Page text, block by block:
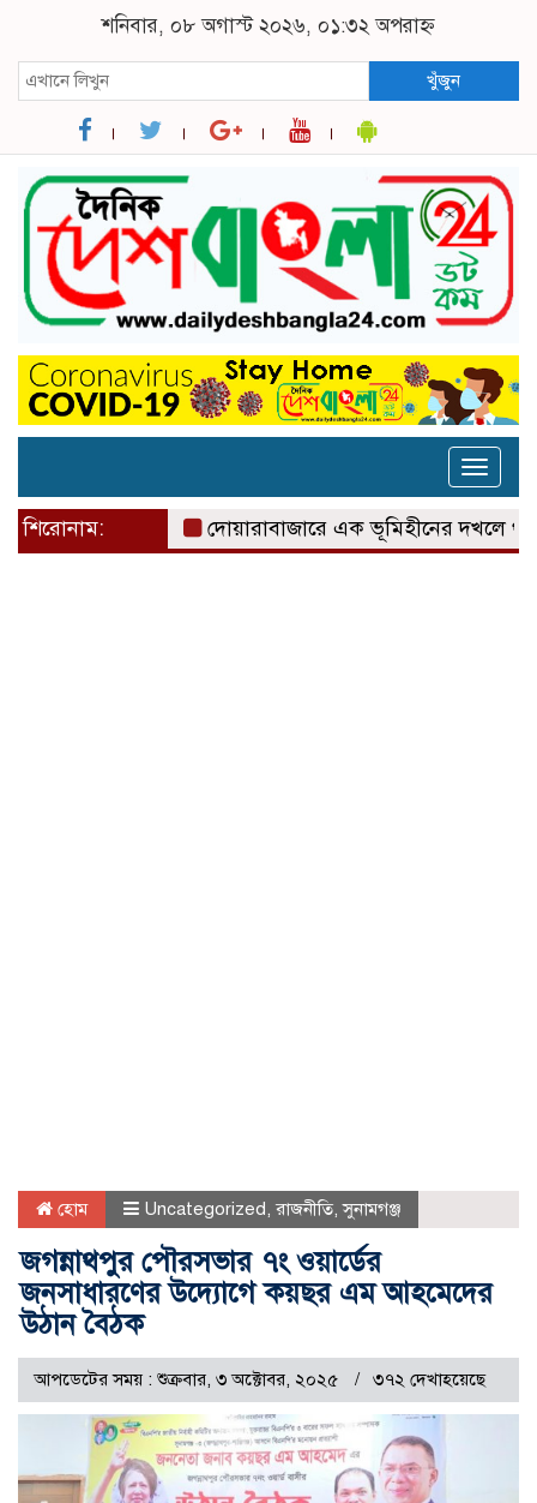
শনিবার, ০৮ অগাস্ট ২০২৬, ০১:৩২ অপরাহ্ন
খুঁজুন
Toggle
শিরোনাম: দোয়ারাবাজারে এক ভূমিহীনের দখলে থাকা
হোম Uncategorized, রাজনীতি,সুনামগঞ্জ
জগন্নাথপুর পৌরসভার ৭ং ওয়ার্ডের
জনসাধারণের উদ্যোগে কয়ছর এম আহমেদের
উঠান বৈঠক
আপডেটের সময় : শুক্রবার, ৩ অক্টোবর, ২০২৫ ৩৭২ দেখাহয়েছে